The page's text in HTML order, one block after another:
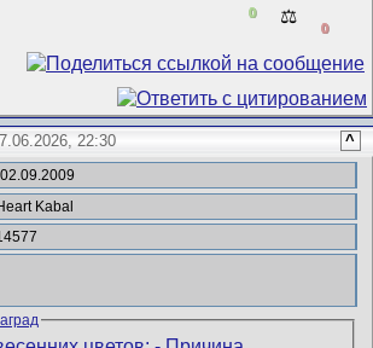
0 ⚖️
0
22:30 ^
Kabal